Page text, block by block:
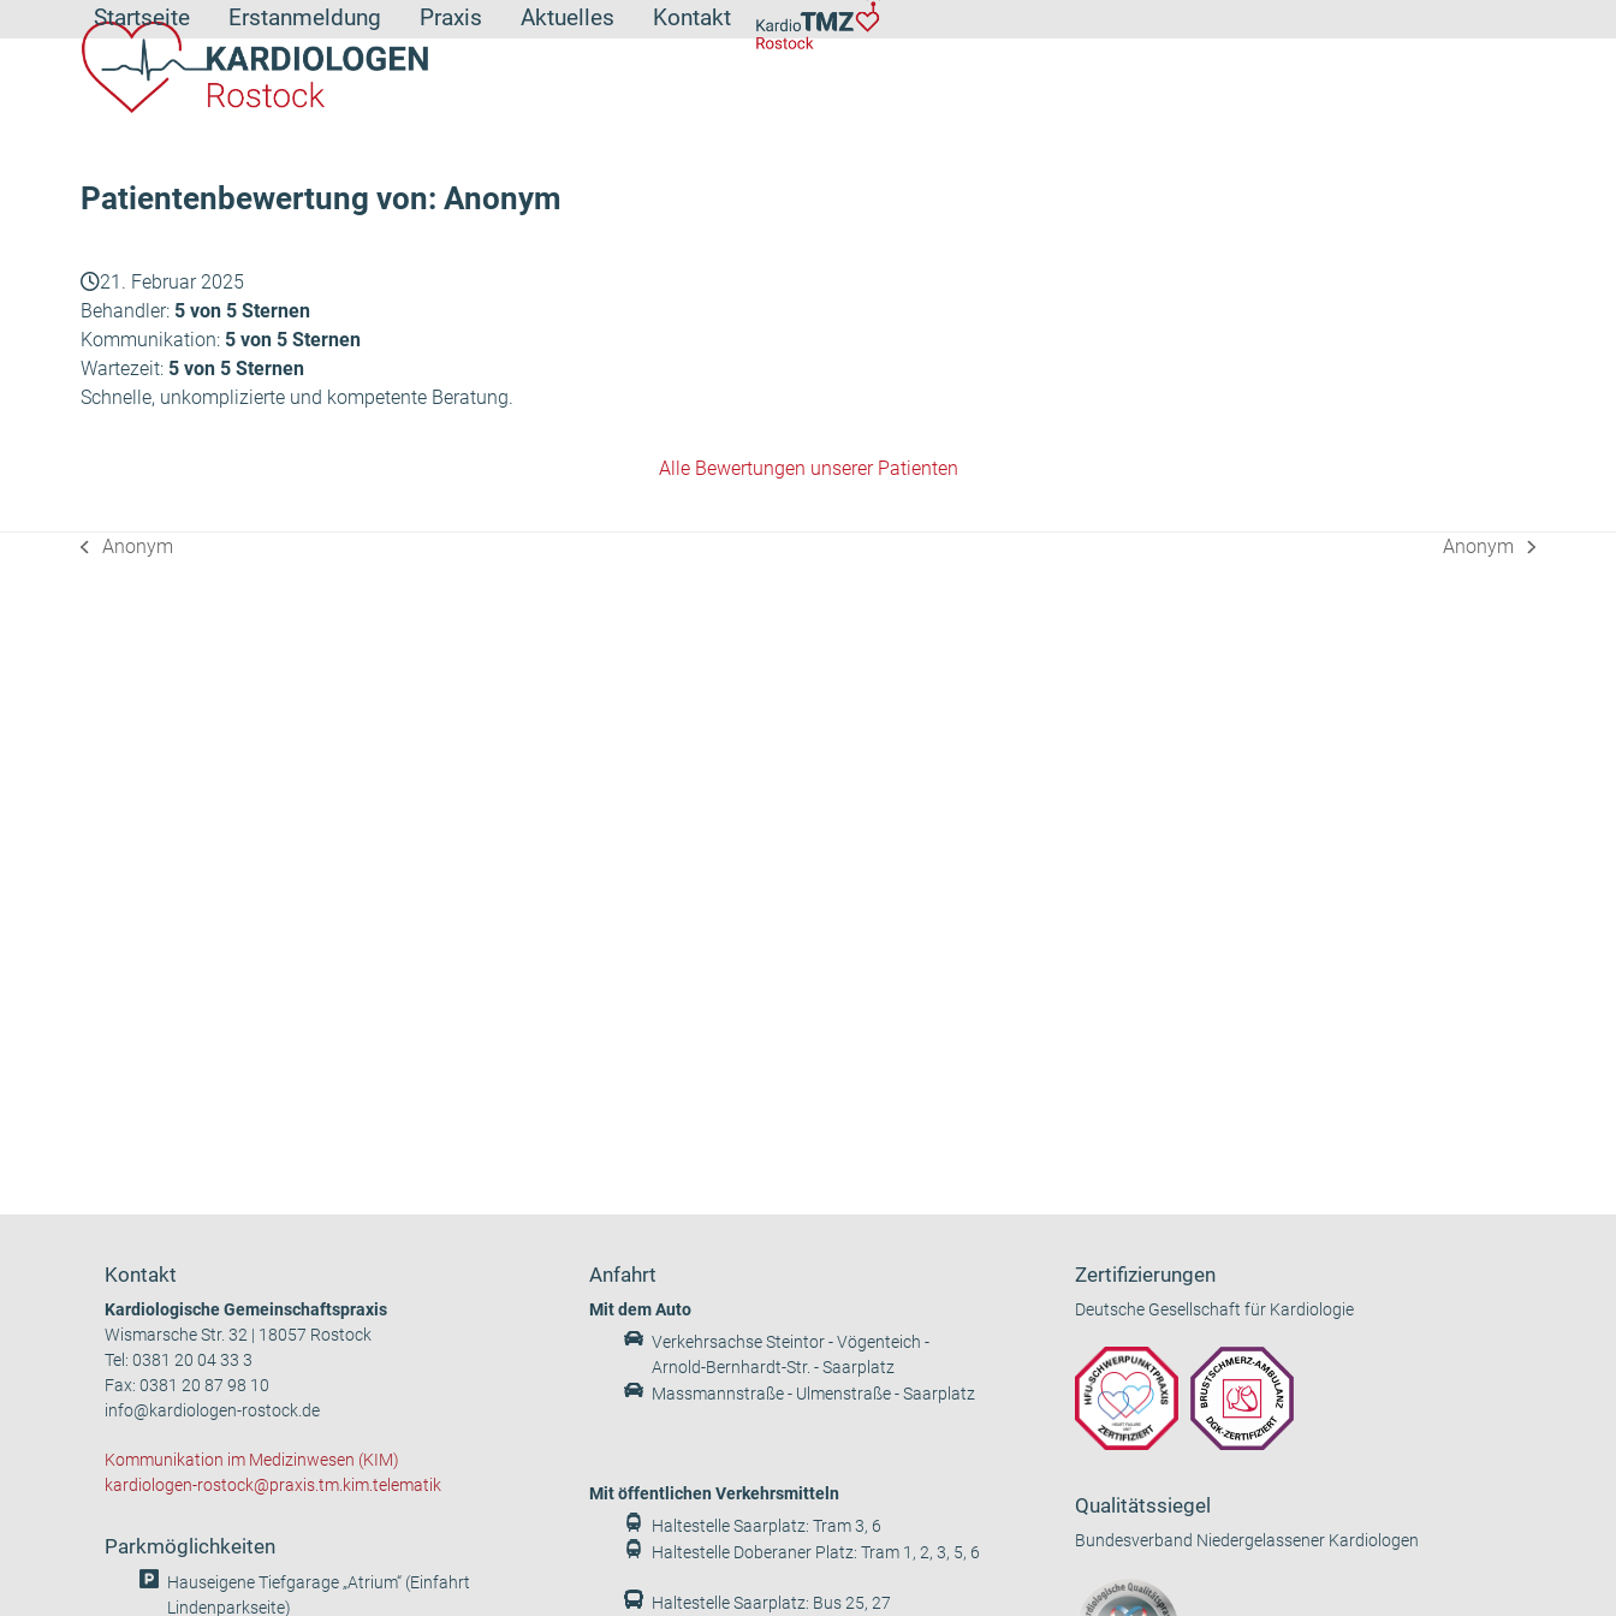
to
Startseite Erstanmeldung Praxis Aktuelles Kontakt
Patientenbewertung von: Anonym
21. Februar 2025
Behandler: 5 von 5 Sternen
Kommunikation: 5 von 5 Sternen
Wartezeit: 5 von 5 Sternen
Schnelle, unkomplizierte und kompetente Beratung.
Alle Bewertungen unserer Patienten
vorheriger
Anonym
Nächster
Anonym
Kontakt
Kardiologische Gemeinschaftspraxis
Wismarsche Str. 32 | 18057 Rostock
Tel:0381 20 04 33 3
Fax: 0381 20 87 98 10
info@kardiologen-rostock.de
Kommunikation im Medizinwesen (KIM)
kardiologen-rostock@praxis.tm.kim.telematik
Parkmöglichkeiten
Hauseigene Tiefgarage „Atrium“ (Einfahrt
Lindenparkseite)
Anfahrt
Mit dem Auto
Verkehrsachse Steintor - Vögenteich -
Arnold-Bernhardt-Str. - Saarplatz
Massmannstraße - Ulmenstraße - Saarplatz
Mit öffentlichen Verkehrsmitteln
Haltestelle Saarplatz: Tram 3, 6
Haltestelle Doberaner Platz: Tram 1, 2, 3, 5, 6
Haltestelle Saarplatz: Bus 25, 27
Zertifizierungen
Deutsche Gesellschaft für Kardiologie
Qualitätssiegel
Bundesverband Niedergelassener Kardiologen